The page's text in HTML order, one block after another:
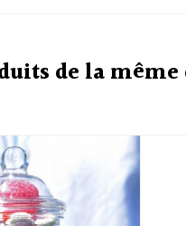
de la même